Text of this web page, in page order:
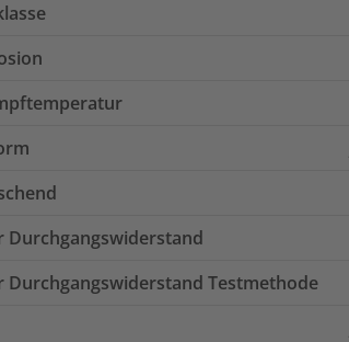
Durchgangswiderstand
Durchgangswiderstand Testmethode